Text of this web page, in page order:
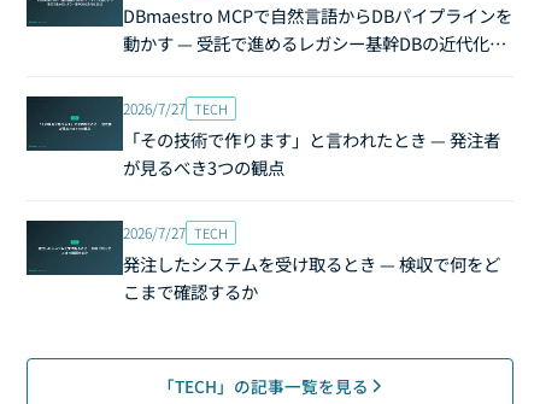
DBmaestro MCPで自然言語からDBパイプラインを
動かす — 受託で進めるレガシー基幹DBの近代化
2026/7/27 TECH
「その技術で作ります」と言われたとき — 発注者
が見るべき3つの観点
2026/7/27 TECH
発注したシステムを受け取るとき — 検収で何をど
こまで確認するか
「TECH」の記事一覧を見る